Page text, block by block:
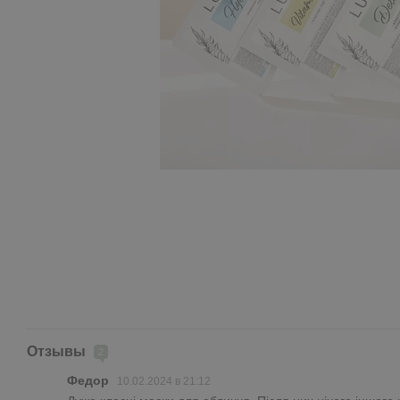
Отзывы
Федор 10.02.2024 в 21:12